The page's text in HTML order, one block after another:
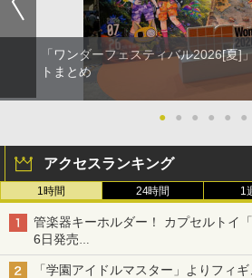
「ワンダーフェスティバル2026[夏]
トまとめ
● ● ● ● ● ●
アクセスランキング
1時間 24時間 1
管楽器キーホルダー！ カプセルトイ
6日発売
チューバ、テナサクなど5種各3色
「学園アイドルマスター」よりフィ